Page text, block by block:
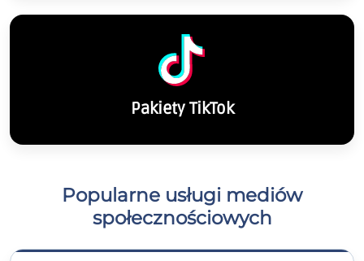
Pakiety TikTok
Popularne usługi mediów
społecznościowych